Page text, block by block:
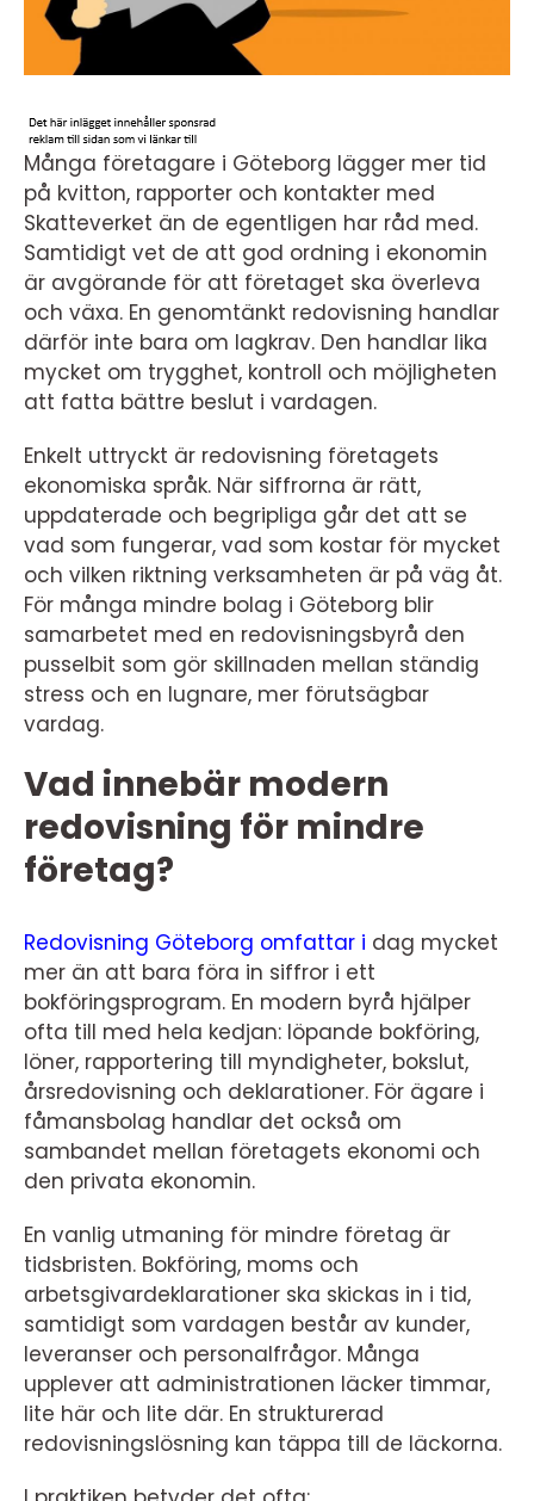
Många företagare i Göteborg lägger mer tid
på kvitton, rapporter och kontakter med
Skatteverket än de egentligen har råd med.
Samtidigt vet de att god ordning i ekonomin
är avgörande för att företaget ska överleva
och växa. En genomtänkt redovisning handlar
därför inte bara om lagkrav. Den handlar lika
mycket om trygghet, kontroll och möjligheten
att fatta bättre beslut i vardagen.
Enkelt uttryckt är redovisning företagets
ekonomiska språk. När siffrorna är rätt,
uppdaterade och begripliga går det att se
vad som fungerar, vad som kostar för mycket
och vilken riktning verksamheten är på väg åt.
För många mindre bolag i Göteborg blir
samarbetet med en redovisningsbyrå den
pusselbit som gör skillnaden mellan ständig
stress och en lugnare, mer förutsägbar
vardag.
Vad innebär modern
redovisning för mindre
företag?
Redovisning Göteborg omfattar i dag mycket
mer än att bara föra in siffror i ett
bokföringsprogram. En modern byrå hjälper
ofta till med hela kedjan: löpande bokföring,
löner, rapportering till myndigheter, bokslut,
årsredovisning och deklarationer. För ägare i
fåmansbolag handlar det också om
sambandet mellan företagets ekonomi och
den privata ekonomin.
En vanlig utmaning för mindre företag är
tidsbristen. Bokföring, moms och
arbetsgivardeklarationer ska skickas in i tid,
samtidigt som vardagen består av kunder,
leveranser och personalfrågor. Många
upplever att administrationen läcker timmar,
lite här och lite där. En strukturerad
redovisningslösning kan täppa till de läckorna.